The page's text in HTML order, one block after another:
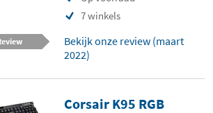
7 winkels
Bekijk onze review (maart
2022)
Corsair K95 RGB